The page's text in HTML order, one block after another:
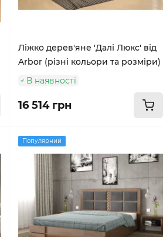
Ліжко дерев'яне 'Далі Люкс' від
Arbor (різні кольори та розміри)
В наявності
16 514 грн
Популярний